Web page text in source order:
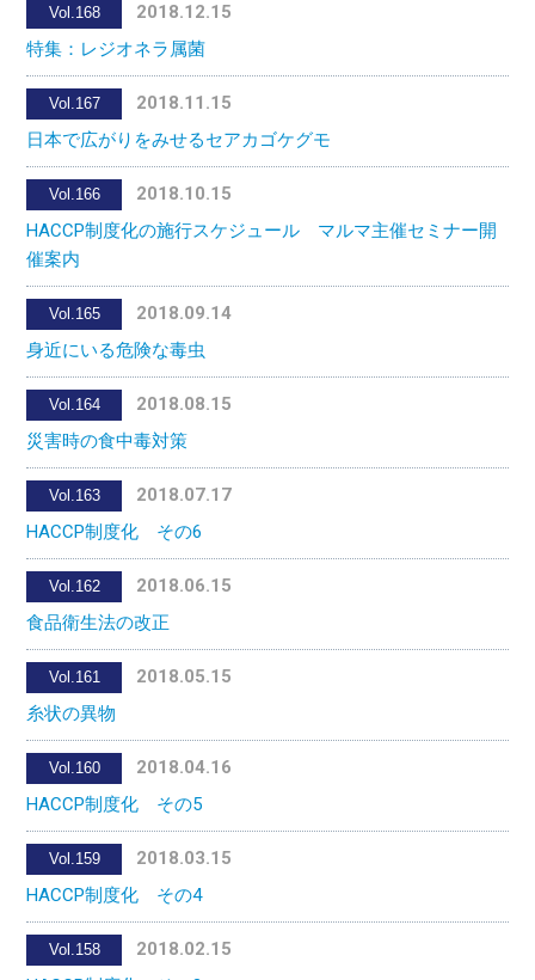
Vol.168
2018.12.15
特集：レジオネラ属菌
Vol.167
2018.11.15
日本で広がりをみせるセアカゴケグモ
Vol.166
2018.10.15
HACCP制度化の施行スケジュール マルマ主催セミナー開
催案内
Vol.165
2018.09.14
身近にいる危険な毒虫
Vol.164
2018.08.15
災害時の食中毒対策
Vol.163
2018.07.17
HACCP制度化 その6
Vol.162
2018.06.15
食品衛生法の改正
Vol.161
2018.05.15
糸状の異物
Vol.160
2018.04.16
HACCP制度化 その5
Vol.159
2018.03.15
HACCP制度化 その4
Vol.158
2018.02.15